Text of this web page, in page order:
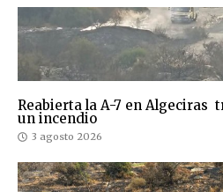
Reabierta la A-7 en Algeciras
un incendio
3 agosto 2026